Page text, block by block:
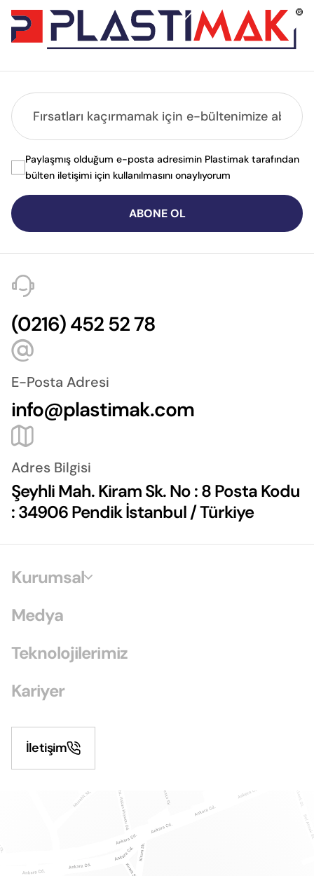
ABONE OL
Paylaşmış olduğum e-posta adresimin Plastimak tarafından
bülten iletişimi için kullanılmasını onaylıyorum
(0216) 452 52 78
E-Posta Adresi
info@plastimak.com
Adres Bilgisi
Şeyhli Mah. Kiram Sk. No : 8 Posta Kodu
: 34906 Pendik İstanbul / Türkiye
Kurumsal
Medya
Teknolojilerimiz
Kariyer
İletişim